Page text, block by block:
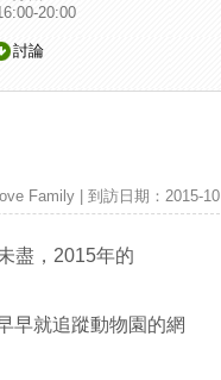
20:00
討論
Family | 到訪日期：2015-10
盡，2015年的
早就追蹤動物園的網